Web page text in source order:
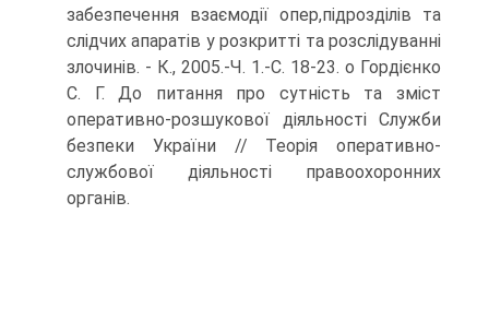
забезпечення взаємодії опер,підрозділів та
слідчих апаратів у розкритті та розслідуванні
злочинів. - К., 2005.-Ч. 1.-С. 18-23. о Гордієнко
С. Г. До питання про сутність та зміст
оперативно-розшукової діяльності Служби
безпеки України // Теорія оперативно-
службової діяльності правоохоронних
органів.